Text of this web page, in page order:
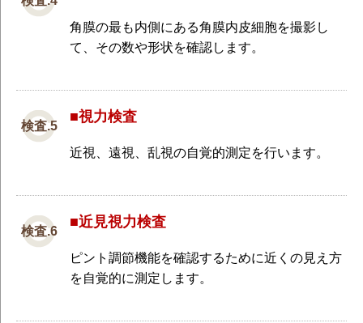
角膜の最も内側にある角膜内皮細胞を撮影し
て、その数や形状を確認します。
■視力検査
近視、遠視、乱視の自覚的測定を行います。
■近見視力検査
ピント調節機能を確認するために近くの見え方
を自覚的に測定します。